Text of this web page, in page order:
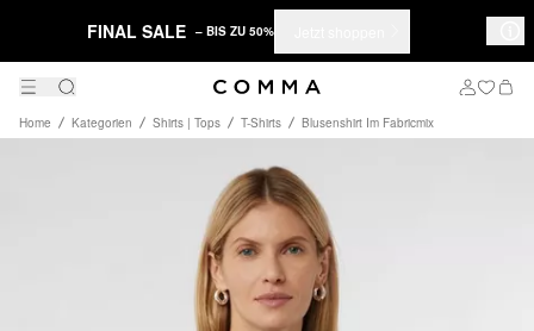
FINAL SALE – BIS ZU 50%
Home Kategorien Shirts | Tops T-Shirts Blusenshirt Im Fabricmix